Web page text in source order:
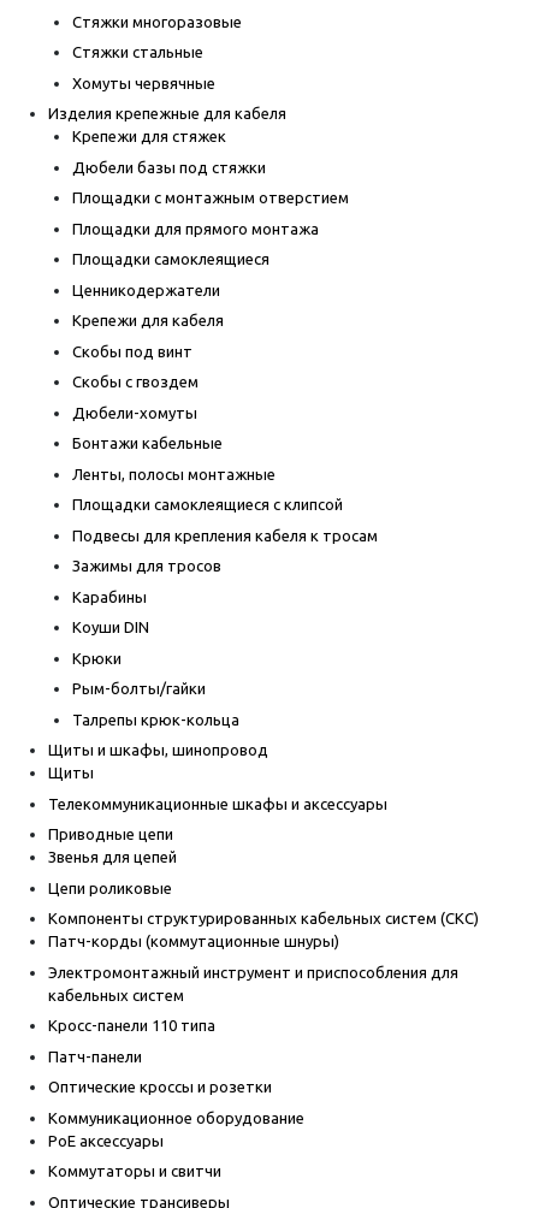
Стяжки многоразовые
Стяжки стальные
Хомуты червячные
Изделия крепежные для кабеля
Крепежи для стяжек
Дюбели базы под стяжки
Площадки с монтажным отверстием
Площадки для прямого монтажа
Площадки самоклеящиеся
Ценникодержатели
Крепежи для кабеля
Скобы под винт
Скобы с гвоздем
Дюбели-хомуты
Бонтажи кабельные
Ленты, полосы монтажные
Площадки самоклеящиеся с клипсой
Подвесы для крепления кабеля к тросам
Зажимы для тросов
Карабины
Коуши DIN
Крюки
Рым-болты/гайки
Талрепы крюк-кольца
Щиты и шкафы, шинопровод
Щиты
Телекоммуникационные шкафы и аксессуары
Приводные цепи
Звенья для цепей
Цепи роликовые
Компоненты структурированных кабельных систем (СКС)
Патч-корды (коммутационные шнуры)
Электромонтажный инструмент и приспособления для
кабельных систем
Кросс-панели 110 типа
Патч-панели
Оптические кроссы и розетки
Коммуникационное оборудование
PoE аксессуары
Коммутаторы и свитчи
Оптические трансиверы